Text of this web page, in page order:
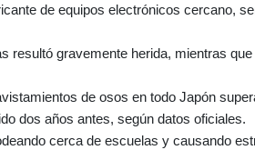
de equipos electrónicos cercano,
resultó gravemente herida, mientras
de osos en todo Japón
dos años antes, según datos oficiales.
cerca de escuelas y causando